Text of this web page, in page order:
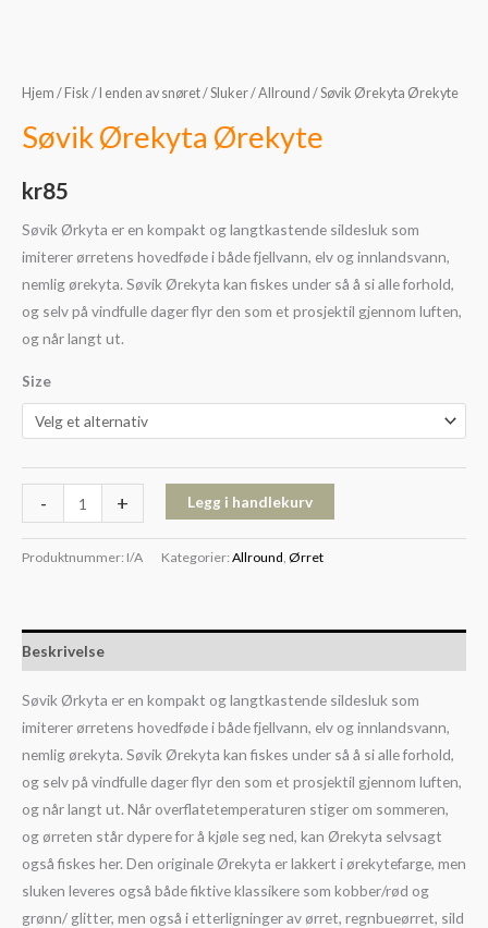
Hjem / Fisk / I enden av snøret/Sluker/Allround / Søvik Ørekyta Ørekyte
Søvik Ørekyta Ørekyte
kr85
Søvik Ørkyta er en kompakt og langtkastende sildesluk som
imiterer ørretens hovedføde i både fjellvann, elv og innlandsvann,
nemlig ørekyta. Søvik Ørekyta kan fiskes under så å si alle forhold,
og selv på vindfulle dager flyr den som et prosjektil gjennom luften,
og når langt ut.
Size
- + Legg i handlekurv
Produktnummer: I/A Kategorier: Allround Ørret
Beskrivelse
Søvik Ørkyta er en kompakt og langtkastende sildesluk som
imiterer ørretens hovedføde i både fjellvann, elv og innlandsvann,
nemlig ørekyta. Søvik Ørekyta kan fiskes under så å si alle forhold,
og selv på vindfulle dager flyr den som et prosjektil gjennom luften,
og når langt ut. Når overflatetemperaturen stiger om sommeren,
og ørreten står dypere for å kjøle seg ned, kan Ørekyta selvsagt
også fiskes her. Den originale Ørekyta er lakkert i ørekytefarge, men
sluken leveres også både fiktive klassikere som kobber/rød og
grønn/ glitter, men også i etterligninger av ørret, regnbueørret, sild